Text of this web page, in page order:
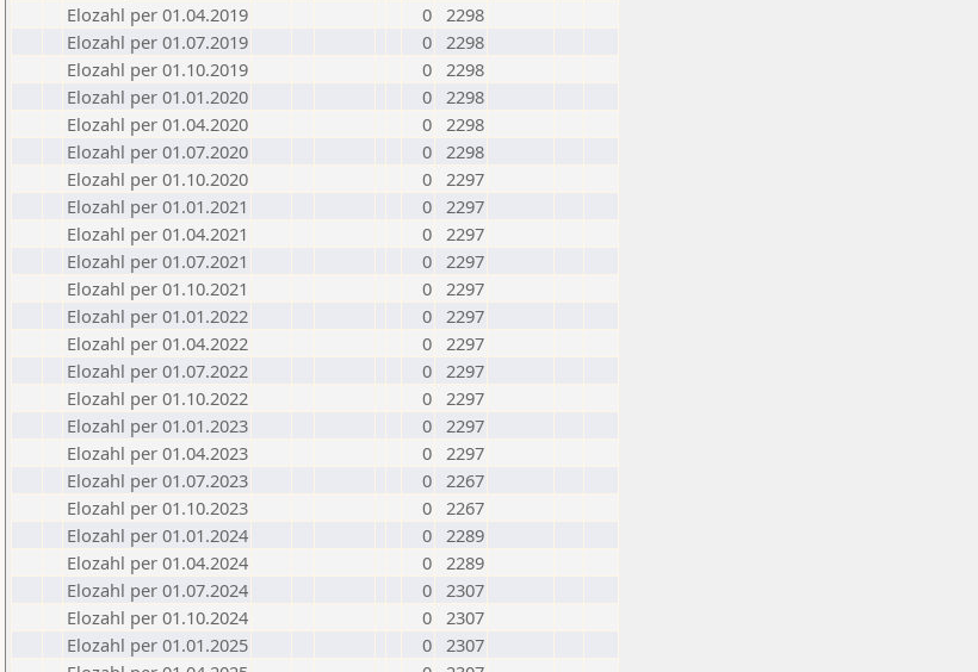
Elozahl per 01.04.2019
0 2298
Elozahl per 01.07.2019
0 2298
Elozahl per 01.10.2019
0 2298
Elozahl per 01.01.2020
0 2298
Elozahl per 01.04.2020
0 2298
Elozahl per 01.07.2020
0 2298
Elozahl per 01.10.2020
0 2297
Elozahl per 01.01.2021
0 2297
Elozahl per 01.04.2021
0 2297
Elozahl per 01.07.2021
0 2297
Elozahl per 01.10.2021
0 2297
Elozahl per 01.01.2022
0 2297
Elozahl per 01.04.2022
0 2297
Elozahl per 01.07.2022
0 2297
Elozahl per 01.10.2022
0 2297
Elozahl per 01.01.2023
0 2297
Elozahl per 01.04.2023
0 2297
Elozahl per 01.07.2023
0 2267
Elozahl per 01.10.2023
0 2267
Elozahl per 01.01.2024
0 2289
Elozahl per 01.04.2024
0 2289
Elozahl per 01.07.2024
0 2307
Elozahl per 01.10.2024
0 2307
Elozahl per 01.01.2025
0 2307